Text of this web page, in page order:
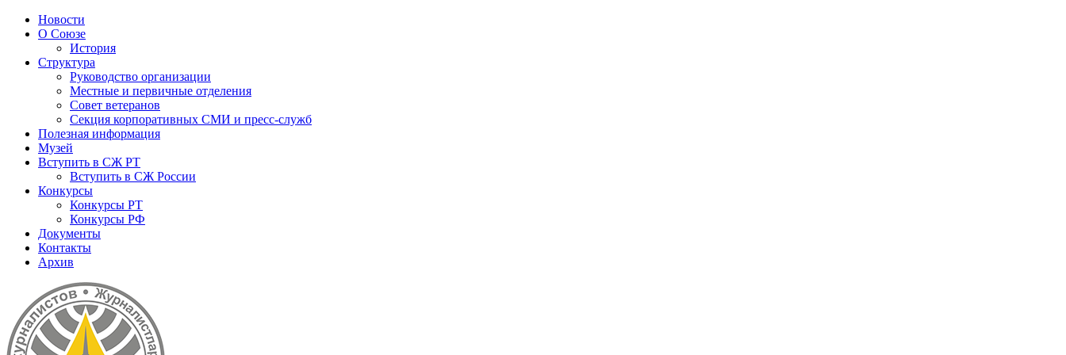
Новости
О Союзе
История
Структура
Руководство организации
Местные и первичные отделения
Совет ветеранов
Секция корпоративных СМИ и пресс-служб
Полезная информация
Музей
Вступить в СЖ РТ
Вступить в СЖ России
Конкурсы
Конкурсы РТ
Конкурсы РФ
Документы
Контакты
Архив